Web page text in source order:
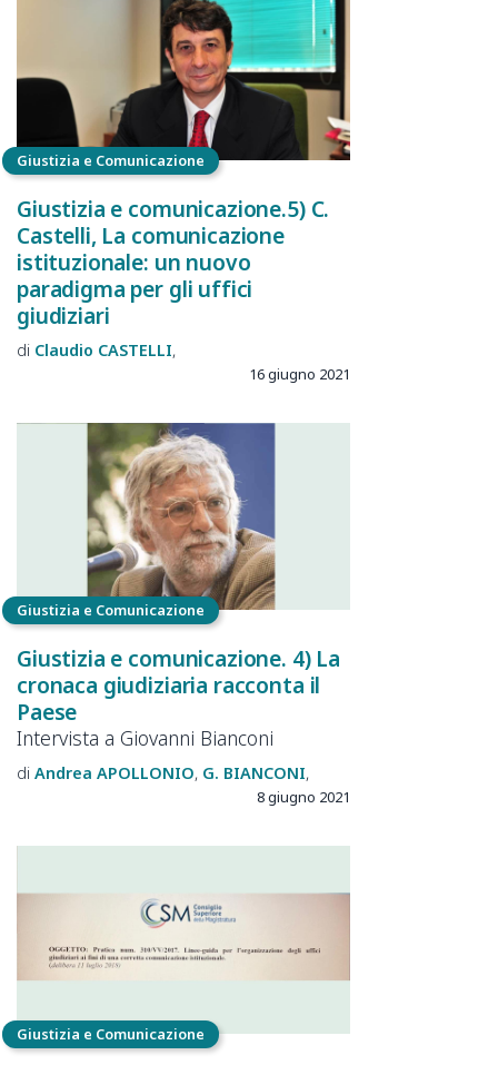
Giustizia e Comunicazione
Giustizia e comunicazione.5) C.
Castelli, La comunicazione
istituzionale: un nuovo
paradigma per gli uffici
giudiziari
Claudio CASTELLI
16 giugno 2021
Giustizia e Comunicazione
Giustizia e comunicazione. 4) La
cronaca giudiziaria racconta il
Paese
Intervista a Giovanni Bianconi
Andrea APOLLONIO G. BIANCONI
8 giugno 2021
Giustizia e Comunicazione